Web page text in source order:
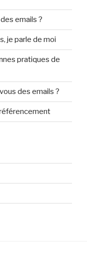
emails ?
je parle de moi
pratiques de
des emails ?